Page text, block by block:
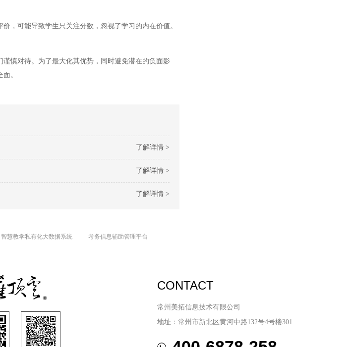
可能导致学生只关注分数，忽视了学习的内在价值。
慎对待。为了最大化其优势，同时避免潜在的负面影
。
了解详情 >
了解详情 >
了解详情 >
智慧教学私有化大数据系统 考务信息辅助管理平台
CONTACT
常州美拓信息技术有限公司
地址：常州市新北区黄河中路132号4号楼301